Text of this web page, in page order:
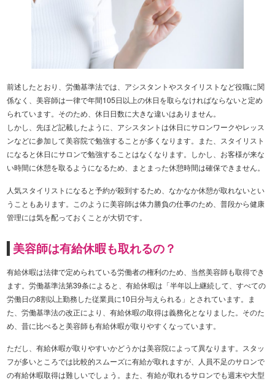
前述したとおり、労働基準法では、アシスタントやスタイリストなど役職に関
係なく、美容師は一律で年間105日以上の休日を取らなければならないと定め
られています。そのため、休日日数に大きな違いはありません。
しかし、先ほど記載したように、アシスタントは休日にサロンワークやレッス
ンなどに参加して美容院で勉強することが多くなります。また、スタイリスト
になると休日にサロンで勉強することはなくなります。しかし、お客様が来な
い時間に休憩を取るようになるため、まとまった休憩時間は確保できません。
人気スタイリストになると予約が殺到するため、なかなか休憩が取れないとい
うこともあります。このように美容師は体力勝負の仕事のため、普段から健康
管理には気を配っておくことが大切です。
美容師は有給休暇も取れるの？
有給休暇は法律で定められている労働者の権利のため、当然美容師も取得でき
ます。労働基準法第39条によると、有給休暇は「半年以上継続して、すべての
労働日の8割以上勤務した従業員に10日分与えられる」とされています。ま
た、労働基準法の改正により、有給休暇の取得は義務化となりました。そのた
め、昔に比べると美容師も有給休暇が取りやすくなっています。
ただし、有給休暇が取りやすいかどうかは美容院によって異なります。スタッ
フが多いところでは比較的スムーズに有給が取れますが、人員不足のサロンで
の有給休暇取得は難しいでしょう。また、有給が取れるサロンでも週末や大型